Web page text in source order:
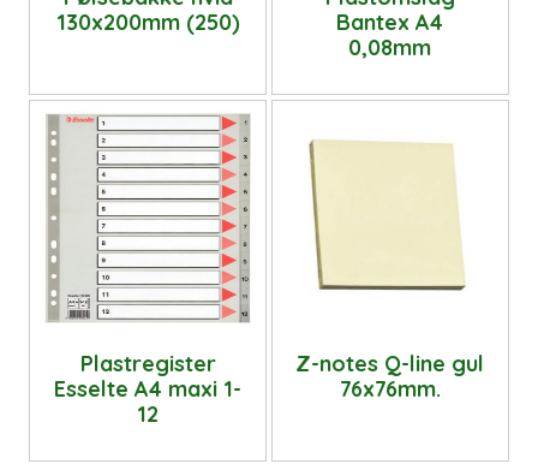
130x200mm (250)
Bantex A4
0,08mm
Plastregister
Esselte A4 maxi 1-
12
Z-notes Q-line gul
76x76mm.